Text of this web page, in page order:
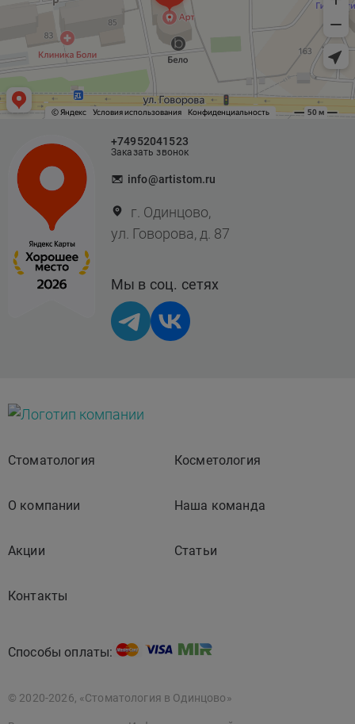
+74952041523
Заказать звонок
info@artistom.ru
г. Одинцово,
ул. Говорова, д. 87
Мы в соц. сетях
Стоматология Косметология
О компании Наша команда
Акции Статьи
Контакты
Способы оплаты:
© 2020-2026, «Стоматология в Одинцово»